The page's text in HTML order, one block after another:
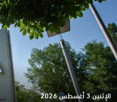
الإثنين 3 أغسطس 2026